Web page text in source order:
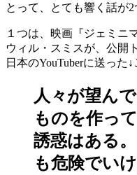
とって、とても響く話が2
１つは、映画『ジェミニ
ウィル・スミスが、公開
日本のYouTuberに送った↓
人々が望ん
ものを作っ
誘惑はある
も危険でい